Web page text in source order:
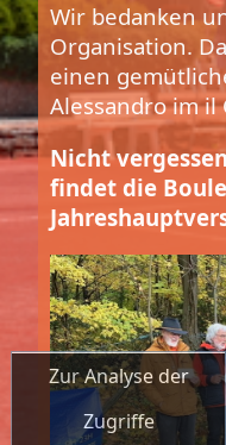
Zur Analyse der
Zugriffe
Wir bedanken
Organisation.
einen
Alessandro im il
Nicht
findet die Boule